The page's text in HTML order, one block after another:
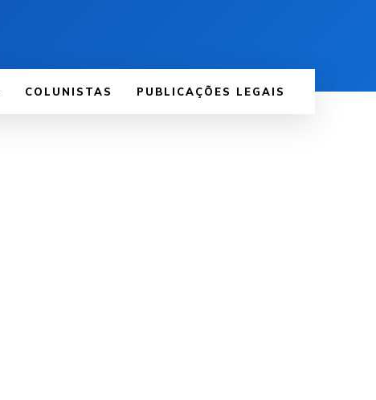
COLUNISTAS PUBLICAÇÕES LEGAIS